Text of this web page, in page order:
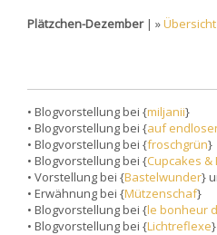
Plätzchen-Dezember| »Übersicht
• Blogvorstellung bei {miljanii}
• Blogvorstellung bei {auf
• Blogvorstellung bei {froschgrün}
• Blogvorstellung bei {Cupcakes &
• Vorstellung bei {Bastelwunder}
• Erwähnung bei {Mützenschaf}
• Blogvorstellung bei {le bonheur
• Blogvorstellung bei {Lichtreflexe}